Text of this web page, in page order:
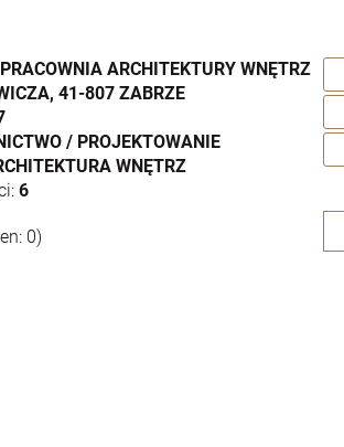
ARCHITEKTURY WNĘTRZ
41-807 ZABRZE
/ PROJEKTOWANIE
WNĘTRZ
6
0)